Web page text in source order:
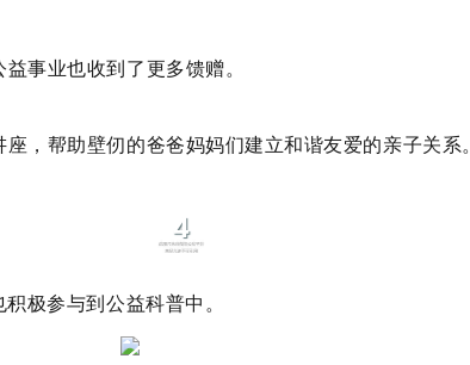
事业也收到了更多馈赠。
，帮助壁仞的爸爸妈妈们建立和谐友爱的亲子关系。
4
极参与到公益科普中。